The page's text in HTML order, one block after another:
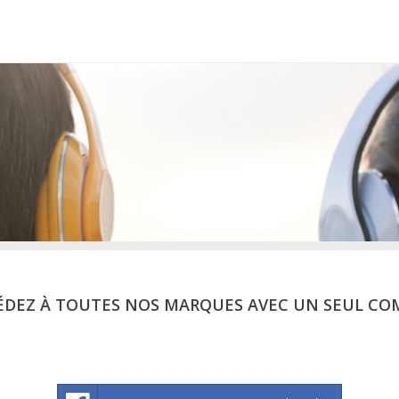
À TOUTES NOS MARQUES AVEC UN SEUL